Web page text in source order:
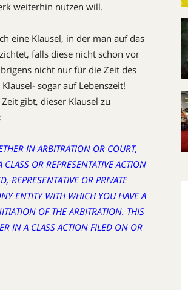
weiterhin nutzen will.
eine Klausel, in der man auf das
falls diese nicht schon vor
nicht nur für die Zeit des
sogar auf Lebenszeit!
gibt, dieser Klausel zu
IN ARBITRATION OR COURT,
OR REPRESENTATIVE ACTION
REPRESENTATIVE OR PRIVATE
ENTITY WITH WHICH YOU HAVE A
OF THE ARBITRATION. THIS
IN A CLASS ACTION FILED ON OR